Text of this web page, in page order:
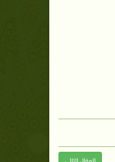
المقال التالى